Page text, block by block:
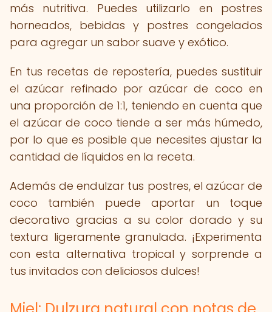
más nutritiva. Puedes utilizarlo en postres
horneados, bebidas y postres congelados
para agregar un sabor suave y exótico.
En tus recetas de repostería, puedes sustituir
el azúcar refinado por azúcar de coco en
una proporción de 1:1, teniendo en cuenta que
el azúcar de coco tiende a ser más húmedo,
por lo que es posible que necesites ajustar la
cantidad de líquidos en la receta.
Además de endulzar tus postres, el azúcar de
coco también puede aportar un toque
decorativo gracias a su color dorado y su
textura ligeramente granulada. ¡Experimenta
con esta alternativa tropical y sorprende a
tus invitados con deliciosos dulces!